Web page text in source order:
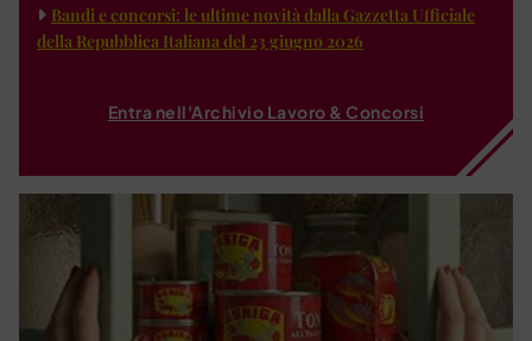
Bandi e concorsi: le ultime novità dalla Gazzetta Ufficiale
della Repubblica Italiana del 23 giugno 2026
Entra nell'Archivio Lavoro & Concorsi